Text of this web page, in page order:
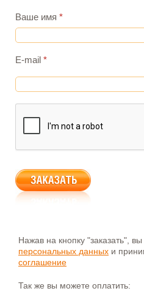
Ваше имя *
E-mail *
Нажав на кнопку "заказать",
персональных данных и
соглашение
Так же вы можете оплатить: